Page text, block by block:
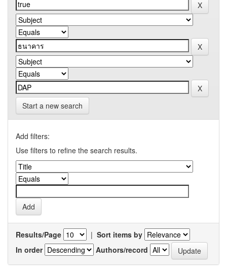
Start a new search
Add filters:
Use filters to refine the search results.
Results/Page | Sort items by
In order
Authors/record